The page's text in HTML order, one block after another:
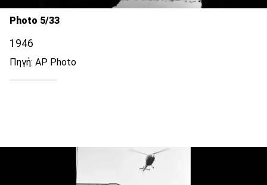
Photo 5/33
1946
Πηγή: AP Photo